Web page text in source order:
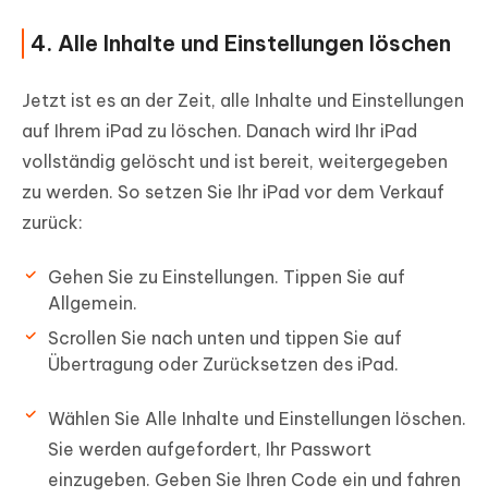
4. Alle Inhalte und Einstellungen löschen
Jetzt ist es an der Zeit, alle Inhalte und Einstellungen
auf Ihrem iPad zu löschen. Danach wird Ihr iPad
vollständig gelöscht und ist bereit, weitergegeben
zu werden. So setzen Sie Ihr iPad vor dem Verkauf
zurück:
Gehen Sie zu Einstellungen. Tippen Sie auf
Allgemein.
Scrollen Sie nach unten und tippen Sie auf
Übertragung oder Zurücksetzen des iPad.
Wählen Sie Alle Inhalte und Einstellungen löschen.
Sie werden aufgefordert, Ihr Passwort
einzugeben. Geben Sie Ihren Code ein und fahren